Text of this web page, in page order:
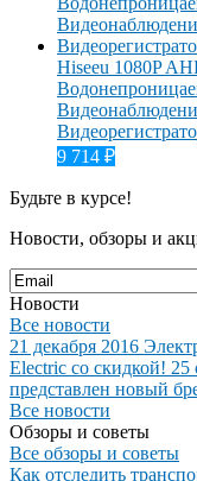
Hiseeu 1080P
9 714 ₽
Будьте в курсе!
Новости, обзоры и
Новости
Все новости
21 декабря 2016
Electric со скидкой! 25
представлен новый
Все новости
Обзоры и советы
Все обзоры и советы
Как отследить